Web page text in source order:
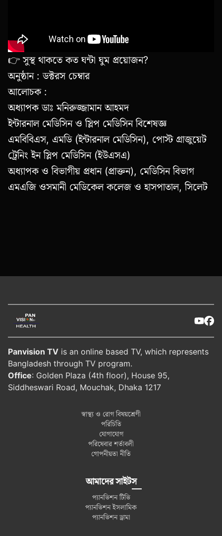
👉 সুস্থ থাকতে কত ঘন্টা ঘুম প্রয়োজন?
অনুষ্ঠান : ডক্টরস চেম্বার
আলোচক :
অধ্যাপক ডাঃ মনিরুজ্জামান আহমদ
ইন্টারনাল মেডিসিন ও স্লিপ মেডিসিন বিশেষজ্ঞ
এমবিবিএস, এমডি (ইন্টারনাল মেডিসিন), পোস্ট গ্রাজুয়েট
ট্রেনিং ইন স্লিপ মেডিসিন (ইউএসএ)
অধ্যাপক ও বিভাগীয় প্রধান (প্রাক্তন), মেডিসিন বিভাগ
এমএজি ওসমানী মেডিকেল কলেজ ও হাসপাতাল, সিলেট
Panvision TV is an online based TV, which represents
Bangladesh through TV program.
Office: Golden Plaza (4th floor), House 95,
Siddheswari Road, Mouchak, Dhaka 1217
স্বাস্থ্য ও রোগ বিষয়শ্রেণী
পরিচিতি
যোগাযোগ
পরিষেবার শর্তাবলী
গোপনীয়তা নীতি
আমাদের সাইটস
প্যানভিশন টিভি
প্যানভিশন ইসলামিক
প্যানভিশন ড্রামা